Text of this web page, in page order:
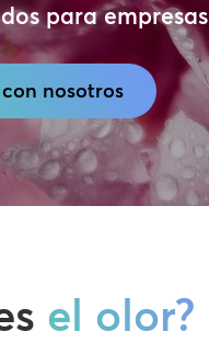
para
nosotros
el olor?